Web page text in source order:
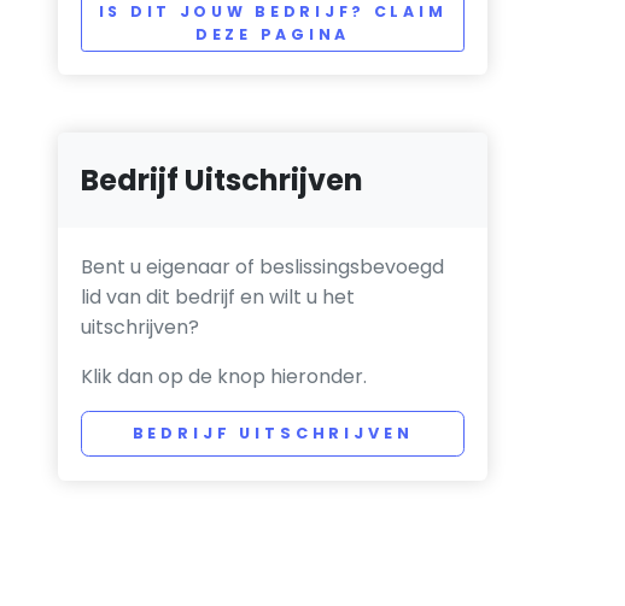
IS DIT JOUW BEDRIJF? CLAIM
DEZE PAGINA
Bedrijf Uitschrijven
Bent u eigenaar of beslissingsbevoegd
lid van dit bedrijf en wilt u het
uitschrijven?
Klik dan op de knop hieronder.
BEDRIJF UITSCHRIJVEN